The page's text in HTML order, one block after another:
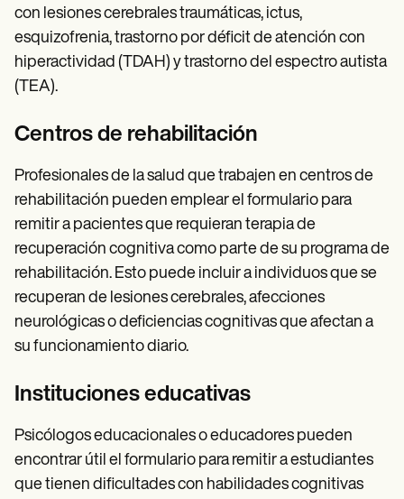
con lesiones cerebrales traumáticas, ictus,
esquizofrenia, trastorno por déficit de atención con
hiperactividad (TDAH) y trastorno del espectro autista
(TEA).
Centros de rehabilitación
Profesionales de la salud que trabajen en centros de
rehabilitación pueden emplear el formulario para
remitir a pacientes que requieran terapia de
recuperación cognitiva como parte de su programa de
rehabilitación. Esto puede incluir a individuos que se
recuperan de lesiones cerebrales, afecciones
neurológicas o deficiencias cognitivas que afectan a
su funcionamiento diario.
Instituciones educativas
Psicólogos educacionales o educadores pueden
encontrar útil el formulario para remitir a estudiantes
que tienen dificultades con habilidades cognitivas